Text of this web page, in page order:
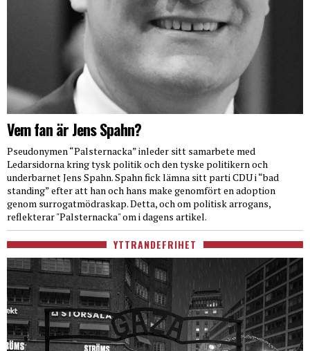
Vem fan är Jens Spahn?
Pseudonymen “Palsternacka” inleder sitt samarbete med
Ledarsidorna kring tysk politik och den tyske politikern och
underbarnet Jens Spahn. Spahn fick lämna sitt parti CDU i “bad
standing” efter att han och hans make genomfört en adoption
genom surrogatmödraskap. Detta, och om politisk arrogans,
reflekterar "Palsternacka" om i dagens artikel.
YTTRANDEFRIHET